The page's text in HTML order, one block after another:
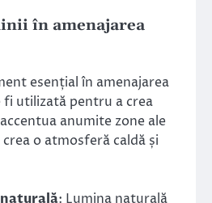
în amenajarea
esențial în amenajarea
utilizată pentru a crea
anumite zone ale
o atmosferă caldă și
: Lumina naturală